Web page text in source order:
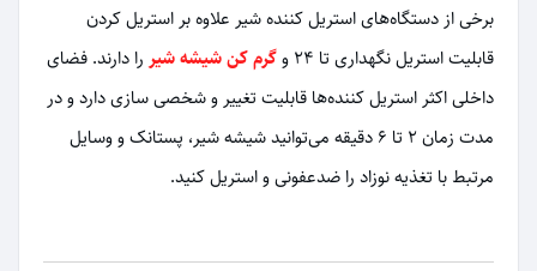
برخی از دستگاه‌های استریل کننده شیر علاوه بر استریل کردن
قابلیت استریل نگهداری تا 24 و
گرم کن شیشه شیر را دارند. فضای
داخلی اکثر استریل کننده‌ها قابلیت تغییر و شخصی سازی دارد و در
مدت زمان 2 تا 6 دقیقه می‌توانید شیشه شیر، پستانک و وسایل
مرتبط با تغذیه نوزاد را ضدعفونی و استریل کنید.